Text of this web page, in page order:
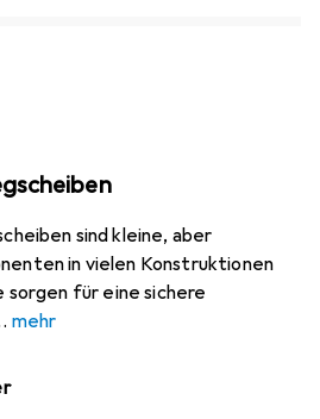
sind kleine, aber
in vielen Konstruktionen
sorgen für eine sichere
mehr